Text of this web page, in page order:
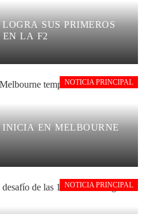
SUS PRIMEROS
EN LA F2
NOTICIA PRINCIPAL
EN MELBOURNE
NOTICIA PRINCIPAL